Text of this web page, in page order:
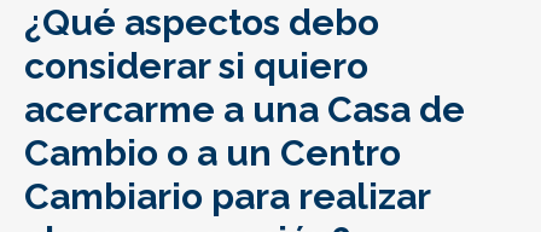
¿Qué aspectos debo
considerar si quiero
acercarme a una Casa de
Cambio o a un Centro
Cambiario para realizar